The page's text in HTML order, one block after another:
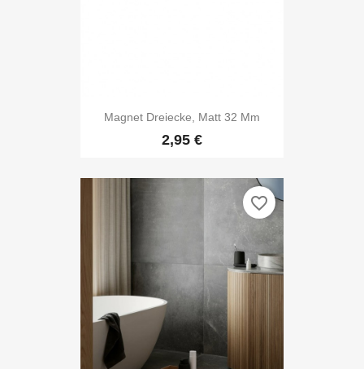
Magnet Dreiecke, Matt 32 Mm
2,95 €
favorite_border